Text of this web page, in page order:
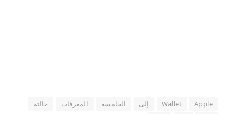
Apple
Wallet إلى الخامسة المعرفات
حالته